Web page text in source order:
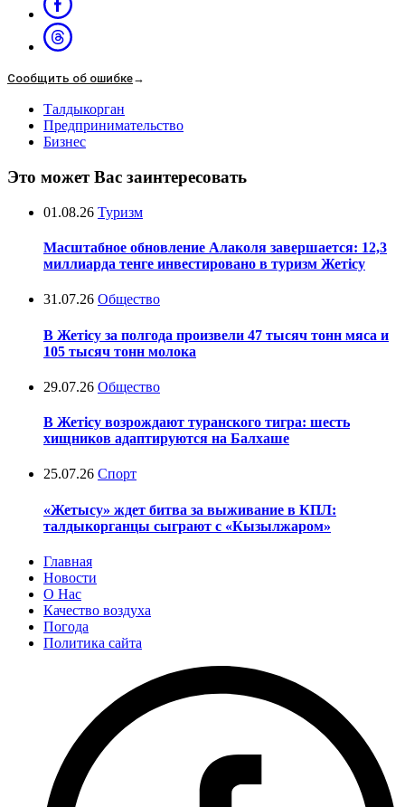
Сообщить об ошибке→
Талдыкорган
Предпринимательство
Бизнес
Это может Вас заинтересовать
01.08.26 Туризм
Масштабное обновление Алаколя завершается: 12,3
миллиарда тенге инвестировано в туризм Жетісу
31.07.26 Общество
В Жетісу за полгода произвели 47 тысяч тонн мяса и
105 тысяч тонн молока
29.07.26 Общество
В Жетісу возрождают туранского тигра: шесть
хищников адаптируются на Балхаше
25.07.26 Спорт
«Жетысу» ждет битва за выживание в КПЛ:
талдыкорганцы сыграют с «Кызылжаром»
Главная
Новости
О Нас
Качество воздуха
Погода
Политика сайта